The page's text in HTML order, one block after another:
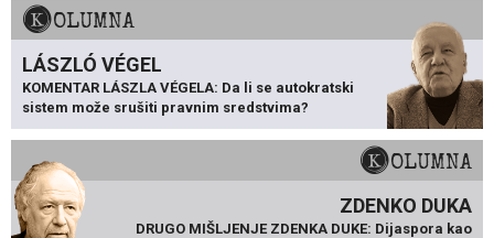
KOLUMNA
LÁSZLÓ VÉGEL
KOMENTAR LÁSZLA VÉGELA: Da li se autokratski
sistem može srušiti pravnim sredstvima?
KOLUMNA
ZDENKO DUKA
DRUGO MIŠLJENJE ZDENKA DUKE: Dijaspora kao